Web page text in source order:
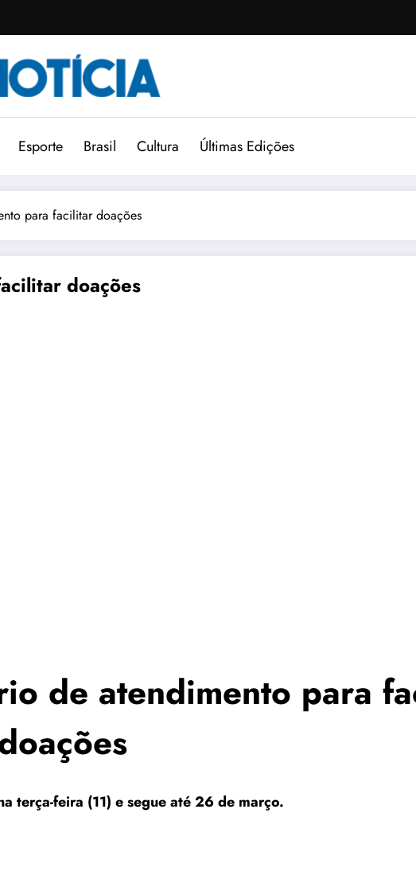
Esporte Brasil Cultura Últimas Edições
para facilitar doações
doações
de atendimento para
terça-feira (11) e segue até 26 de março.